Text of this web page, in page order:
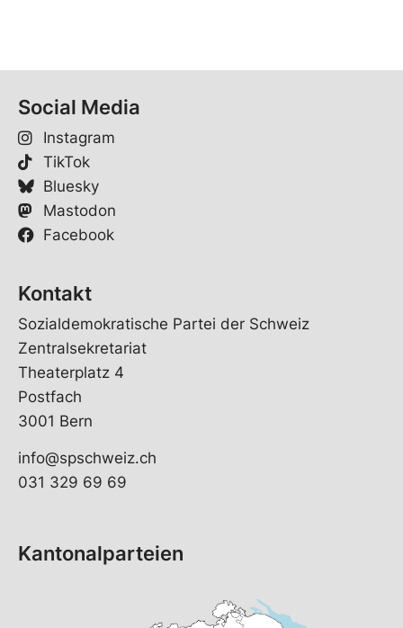
Social Media
Instagram
TikTok
Bluesky
Mastodon
Facebook
Kontakt
Sozialdemokratische Partei der Schweiz
Zentralsekretariat
Theaterplatz 4
Postfach
3001 Bern
info@spschweiz.ch
031 329 69 69
Kantonalparteien